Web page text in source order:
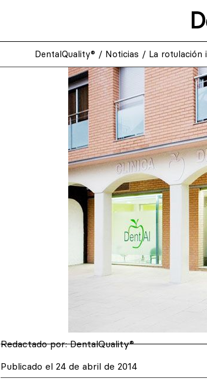
DentalQuality® / Noticias / La rotulación
Redactado por:DentalQuality®
Publicado el 24 de abril de 2014